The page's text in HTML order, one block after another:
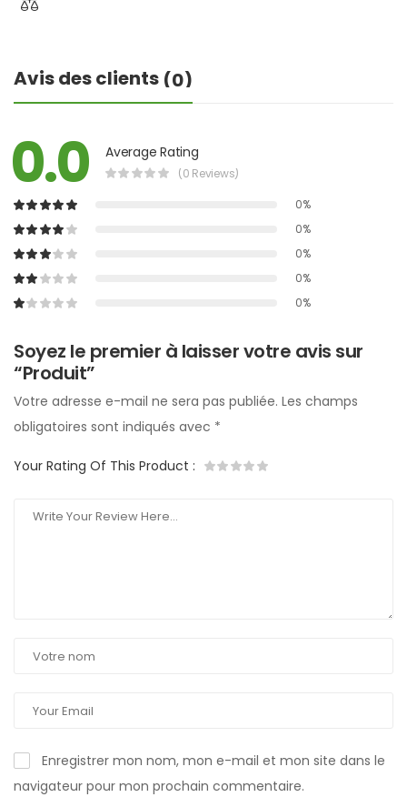
Avis des clients (0)
0.0 Average Rating
(0 Reviews)
0%
0%
0%
0%
0%
Soyez le premier à laisser votre avis sur
“Produit”
Votre adresse e-mail ne sera pas publiée. Les champs
obligatoires sont indiqués avec *
Your Rating Of This Product :
Enregistrer mon nom, mon e-mail et mon site dans le
navigateur pour mon prochain commentaire.